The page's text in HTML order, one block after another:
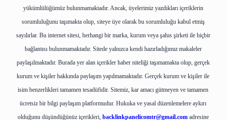
yükümlülüğümüz bulunmamaktadır. Ancak, üyelerimiz yazdıkları içeriklerin
sorumluluğunu taşımakta olup, siteye üye olarak bu sorumluluğu kabul etmiş
sayılırlar. Bu internet sitesi, herhangi bir marka, kurum veya şahıs şirketi ile hiçbir
bağlantısı bulunmamaktadır. Sitede yalnızca kendi hazırladığımız makaleler
paylaşılmaktadır. Burada yer alan içerikler haber niteliği taşımamakta olup, gerçek
kurum ve kişiler hakkında paylaşım yapılmamaktadır. Gerçek kurum ve kişiler ile
isim benzerlikleri tamamen tesadüfidir. Sitemiz, kar amacı gütmeyen ve tamamen
ücretsiz bir bilgi paylaşım platformudur. Hukuka ve yasal düzenlemelere aykırı
olduğunu düşündüğünüz içerikleri, backlinkpanelicomtr@gmail.comadresine